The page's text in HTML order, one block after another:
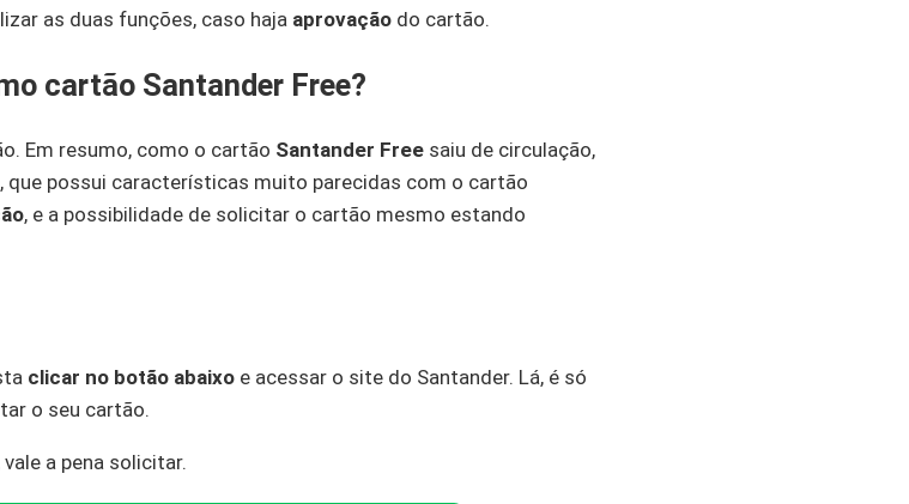
as duas funções, caso haja aprovação do cartão.
cartão Santander Free?
Em resumo, como o cartão Santander Free saiu de circulação,
que possui características muito parecidas com o cartão
, e a possibilidade de solicitar o cartão mesmo estando
clicar no botão abaixo e acessar o site do Santander. Lá, é só
o seu cartão.
vale a pena solicitar.